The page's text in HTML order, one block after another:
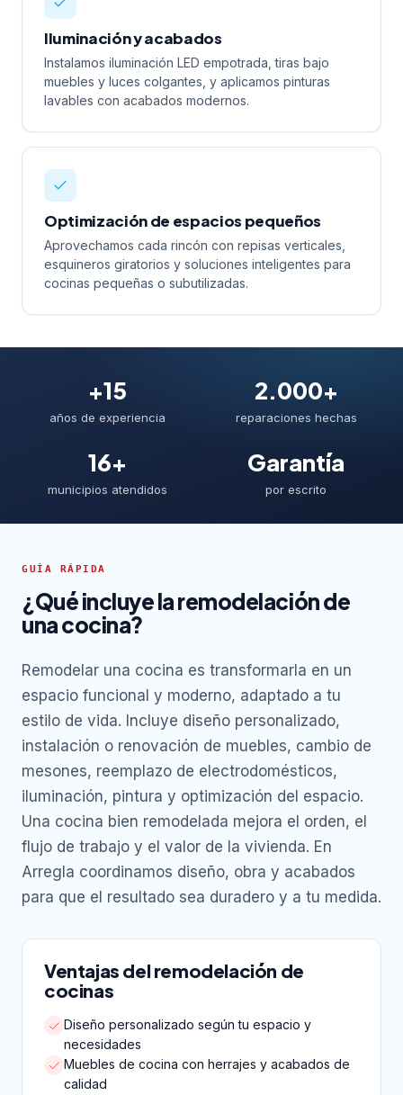
Iluminación y acabados
Instalamos iluminación LED empotrada, tiras bajo
muebles y luces colgantes, y aplicamos pinturas
lavables con acabados modernos.
Optimización de espacios pequeños
Aprovechamos cada rincón con repisas verticales,
esquineros giratorios y soluciones inteligentes para
cocinas pequeñas o subutilizadas.
+15
años de experiencia
2.000+
reparaciones hechas
16+
municipios atendidos
Garantía
por escrito
GUÍA RÁPIDA
¿Qué incluye la remodelación de
una cocina?
Remodelar una cocina es transformarla en un
espacio funcional y moderno, adaptado a tu
estilo de vida. Incluye diseño personalizado,
instalación o renovación de muebles, cambio de
mesones, reemplazo de electrodomésticos,
iluminación, pintura y optimización del espacio.
Una cocina bien remodelada mejora el orden, el
flujo de trabajo y el valor de la vivienda. En
Arregla coordinamos diseño, obra y acabados
para que el resultado sea duradero y a tu medida.
Ventajas del remodelación de
cocinas
Diseño personalizado según tu espacio y
necesidades
Muebles de cocina con herrajes y acabados de
calidad